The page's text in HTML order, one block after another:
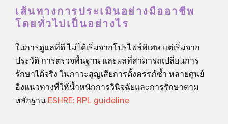
เส้นทางการประเมินอย่างมืออาชีพ
โดยทั่วไปเป็นอย่างไร
ในการดูแลที่ดี ไม่ได้เริ่มจากโปรไฟล์พิเศษ แต่เริ่มจาก
ประวัติ การตรวจพื้นฐาน และผลที่สามารถเปลี่ยนการ
รักษาได้จริง ในภาวะสูญเสียการตั้งครรภ์ซ้ำ หลายศูนย์
อิงแนวทางที่ให้น้ำหนักการวินิจฉัยและการรักษาตาม
หลักฐาน ESHRE: RPL guideline